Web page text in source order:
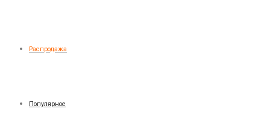
Распродажа
Популярное